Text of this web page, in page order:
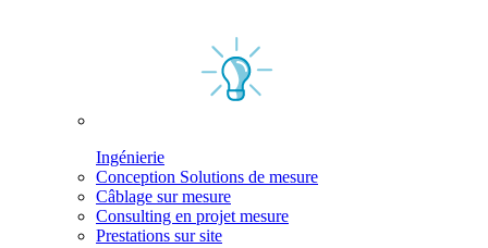
Ingénierie
Conception Solutions de mesure
Câblage sur mesure
Consulting en projet mesure
Prestations sur site